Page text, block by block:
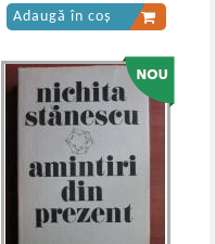
Adaugă în coș